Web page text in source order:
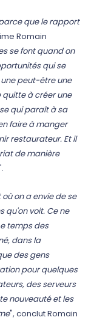
que le rapport
Romain
se font quand on
qui se
une peut-être une
à créer une
qui paraît à sa
faire à manger
restaurateur. Et il
de manière
on a envie de se
qu'on voit. Ce ne
temps des
dans la
des gens
pour quelques
des serveurs
nouveauté et les
", conclut Romain